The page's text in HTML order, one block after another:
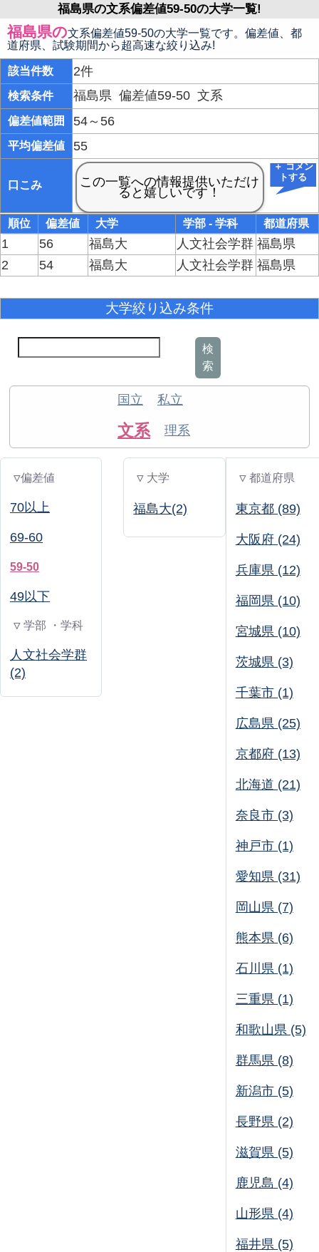
福島県の文系偏差値59-50の大学一覧!
福島県の文系偏差値59-50の大学一覧です。偏差値、都
道府県、試験期間から超高速な絞り込み!
該当件数 2件
検索条件 福島県 偏差値59-50 文系
偏差値範囲 54～56
平均偏差値 55
口こみ
＋ コメン
トする
順位 偏差値 大学 学部 - 学科 都道府県
1 56 福島大 人文社会学群 福島県
2
54 福島大 人文社会学群 福島県
大学絞り込み条件
検
索
国立 私立
文系 理系
▽偏差値
70以上
69-60
59-50
49以下
▽ 学部 ・学科
人文社会学群
(2)
▽ 大学
福島大(2)
▽ 都道府県
東京都 (89)
大阪府 (24)
兵庫県 (12)
福岡県 (10)
宮城県 (10)
茨城県 (3)
千葉市 (1)
広島県 (25)
京都府 (13)
北海道 (21)
奈良市 (3)
神戸市 (1)
愛知県 (31)
岡山県 (7)
熊本県 (6)
石川県 (1)
三重県 (1)
和歌山県 (5)
群馬県 (8)
新潟市 (5)
長野県 (2)
滋賀県 (5)
鹿児島 (4)
山形県 (4)
福井県 (5)